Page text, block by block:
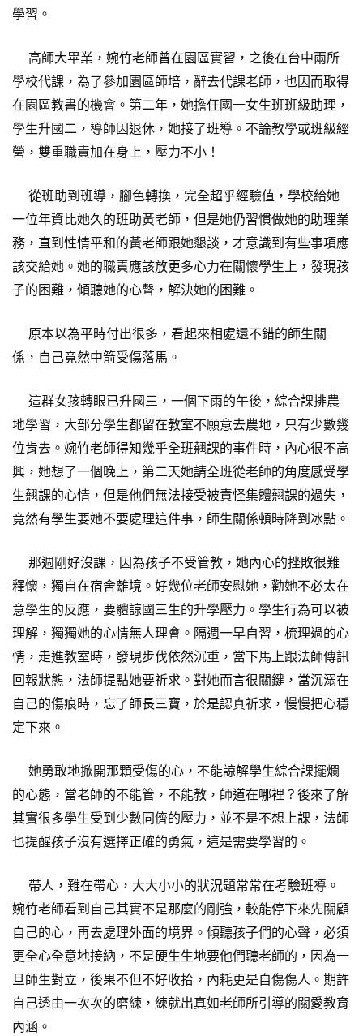
學習。
高師大畢業，婉竹老師曾在園區實習，之後在台中兩所
學校代課，為了參加園區師培，辭去代課老師，也因而取得
在園區教書的機會。第二年，她擔任國一女生班班級助理，
學生升國二，導師因退休，她接了班導。不論教學或班級經
營，雙重職責加在身上，壓力不小！
從班助到班導，腳色轉換，完全超乎經驗值，學校給她
一位年資比她久的班助黃老師，但是她仍習慣做她的助理業
務，直到性情平和的黃老師跟她懇談，才意識到有些事項應
該交給她。她的職責應該放更多心力在關懷學生上，發現孩
子的困難，傾聽她的心聲，解決她的困難。
原本以為平時付出很多，看起來相處還不錯的師生關
係，自己竟然中箭受傷落馬。
這群女孩轉眼已升國三，一個下雨的午後，綜合課排農
地學習，大部分學生都留在教室不願意去農地，只有少數幾
位肯去。婉竹老師得知幾乎全班翹課的事件時，內心很不高
興，她想了一個晚上，第二天她請全班從老師的角度感受學
生翹課的心情，但是他們無法接受被責怪集體翹課的過失，
竟然有學生要她不要處理這件事，師生關係頓時降到冰點。
那週剛好沒課，因為孩子不受管教，她內心的挫敗很難
釋懷，獨自在宿舍離境。好幾位老師安慰她，勸她不必太在
意學生的反應，要體諒國三生的升學壓力。學生行為可以被
理解，獨獨她的心情無人理會。隔週一早自習，梳理過的心
情，走進教室時，發現步伐依然沉重，當下馬上跟法師傳訊
回報狀態，法師提點她要祈求。對她而言很關鍵，當沉溺在
自己的傷痕時，忘了師長三寶，於是認真祈求，慢慢把心穩
定下來。
她勇敢地掀開那顆受傷的心，不能諒解學生綜合課擺爛
的心態，當老師的不能管，不能教，師道在哪裡？後來了解
其實很多學生受到少數同儕的壓力，並不是不想上課，法師
也提醒孩子沒有選擇正確的勇氣，這是需要學習的。
帶人，難在帶心，大大小小的狀況題常常在考驗班導。
婉竹老師看到自己其實不是那麼的剛強，較能停下來先關顧
自己的心，再去處理外面的境界。傾聽孩子們的心聲，必須
更全心全意地接納，不是硬生生地要他們聽老師的，因為一
旦師生對立，後果不但不好收拾，內耗更是自傷傷人。期許
自己透由一次次的磨練，練就出真如老師所引導的關愛教育
內涵。